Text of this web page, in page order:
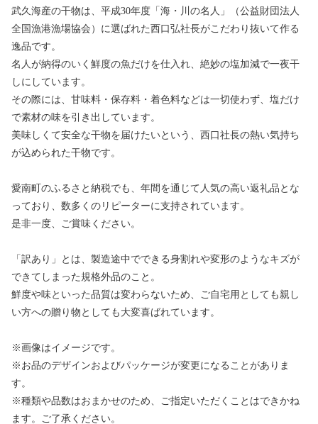
武久海産の干物は、平成30年度「海・川の名人」（公益財団法人
全国漁港漁場協会）に選ばれた西口弘社長がこだわり抜いて作る
逸品です。
名人が納得のいく鮮度の魚だけを仕入れ、絶妙の塩加減で一夜干
しにしています。
その際には、甘味料・保存料・着色料などは一切使わず、塩だけ
で素材の味を引き出しています。
美味しくて安全な干物を届けたいという、西口社長の熱い気持ち
が込められた干物です。
愛南町のふるさと納税でも、年間を通じて人気の高い返礼品とな
っており、数多くのリピーターに支持されています。
是非一度、ご賞味ください。
「訳あり」とは、製造途中でできる身割れや変形のようなキズが
できてしまった規格外品のこと。
鮮度や味といった品質は変わらないため、ご自宅用としても親し
い方への贈り物としても大変喜ばれています。
※画像はイメージです。
※お品のデザインおよびパッケージが変更になることがありま
す。
※種類や品数はおまかせのため、ご指定いただくことはできかね
ます。ご了承ください。